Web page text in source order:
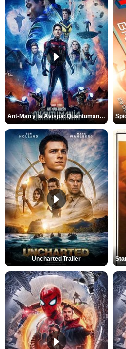
Ant-Man y la Avispa: Quantumanía Tráiler (2)
Uncharted Trailer